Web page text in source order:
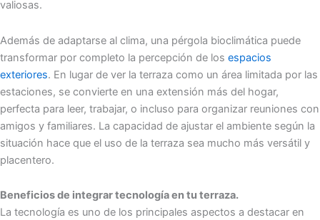
valiosas.
Además de adaptarse al clima, una pérgola bioclimática puede
transformar por completo la percepción de los espacios
exteriores. En lugar de ver la terraza como un área limitada por las
estaciones, se convierte en una extensión más del hogar,
perfecta para leer, trabajar, o incluso para organizar reuniones con
amigos y familiares. La capacidad de ajustar el ambiente según la
situación hace que el uso de la terraza sea mucho más versátil y
placentero.
Beneficios de integrar tecnología en tu terraza.
La tecnología es uno de los principales aspectos a destacar en